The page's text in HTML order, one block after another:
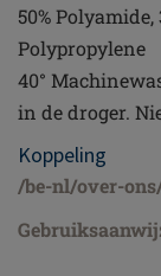
50% Polyamide,
Polypropylene
40°
in de droger.
Koppeling
/be-nl/over-